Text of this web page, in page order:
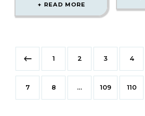
READ MORE
1 2 3 4
7 8 … 109 110